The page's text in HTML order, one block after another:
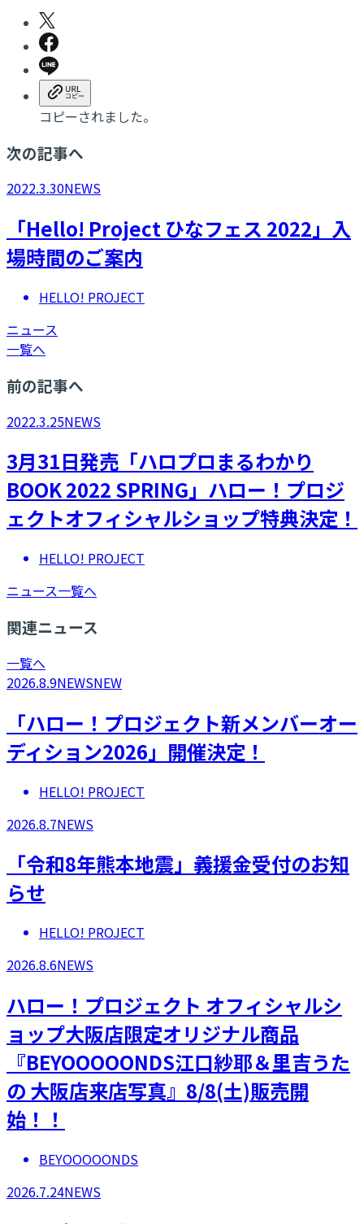
コピーされました。
次の記事へ
2022.3.30NEWS
「Hello! Project ひなフェス 2022」入
場時間のご案内
HELLO! PROJECT
ニュース
一覧へ
前の記事へ
2022.3.25NEWS
3月31日発売「ハロプロまるわかり
BOOK 2022 SPRING」ハロー！プロジ
ェクトオフィシャルショップ特典決定！
HELLO! PROJECT
ニュース一覧へ
関連ニュース
一覧へ
2026.8.9NEWSNEW
「ハロー！プロジェクト新メンバーオー
ディション2026」開催決定！
HELLO! PROJECT
2026.8.7NEWS
「令和8年熊本地震」義援金受付のお知
らせ
HELLO! PROJECT
2026.8.6NEWS
ハロー！プロジェクト オフィシャルシ
ョップ大阪店限定オリジナル商品
『BEYOOOOONDS江口紗耶＆里吉うた
の 大阪店来店写真』8/8(土)販売開
始！！
BEYOOOOONDS
2026.7.24NEWS